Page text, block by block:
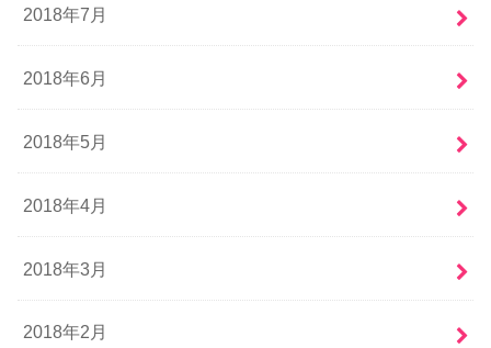
2018年7月
2018年6月
2018年5月
2018年4月
2018年3月
2018年2月